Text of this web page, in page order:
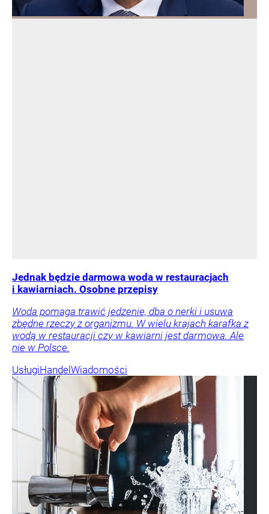
Jednak będzie darmowa woda w restauracjach
i kawiarniach. Osobne przepisy
Woda pomaga trawić jedzenie, dba o nerki i usuwa
zbędne rzeczy z organizmu. W wielu krajach karafka z
wodą w restauracji czy w kawiarni jest darmowa. Ale
nie w Polsce.
UsługiHandelWiadomości